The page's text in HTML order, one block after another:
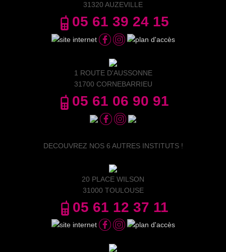
31320 AUZEVILLE
05 61 39 24 15
1 ROUTE D'AUSSONNE
31700 CORNEBARRIEU
05 61 06 90 91
DECOUVREZ NOS 6 AUTRES INSTITUTS !
20 PLACE WILSON
31000 TOULOUSE
05 61 12 37 11